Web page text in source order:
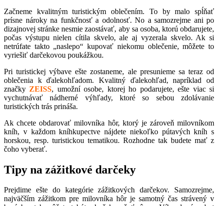
Začneme kvalitným turistickým oblečením. To by malo spĺňať
prísne nároky na funkčnosť a odolnosť. No a samozrejme ani po
dizajnovej stránke nesmie zaostávať, aby sa osoba, ktorú obdarujete,
počas výstupu nielen cítila skvelo, ale aj vyzerala skvelo. Ak si
netrúfate takto „naslepo“ kupovať niekomu oblečenie, môžete to
vyriešiť darčekovou poukážkou.
Pri turistickej výbave ešte zostaneme, ale presunieme sa teraz od
oblečenia k ďalekohľadom. Kvalitný ďalekohľad, napríklad od
značky ZEISS, umožní osobe, ktorej ho podarujete, ešte viac si
vychutnávať nádherné výhľady, ktoré so sebou zdolávanie
turistických trás prináša.
Ak chcete obdarovať milovníka hôr, ktorý je zároveň milovníkom
kníh, v každom kníhkupectve nájdete niekoľko pútavých kníh s
horskou, resp. turistickou tematikou. Rozhodne tak budete mať z
čoho vyberať.
Tipy na zážitkové darčeky
Prejdime ešte do kategórie zážitkových darčekov. Samozrejme,
najväčším zážitkom pre milovníka hôr je samotný čas strávený v